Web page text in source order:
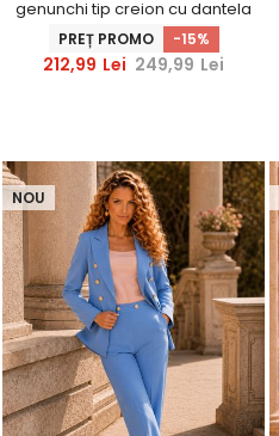
genunchi tip creion cu dantela
in talie- StarShinerS
PREȚ PROMO -15%
212,99 Lei 249,99 Lei
NOU